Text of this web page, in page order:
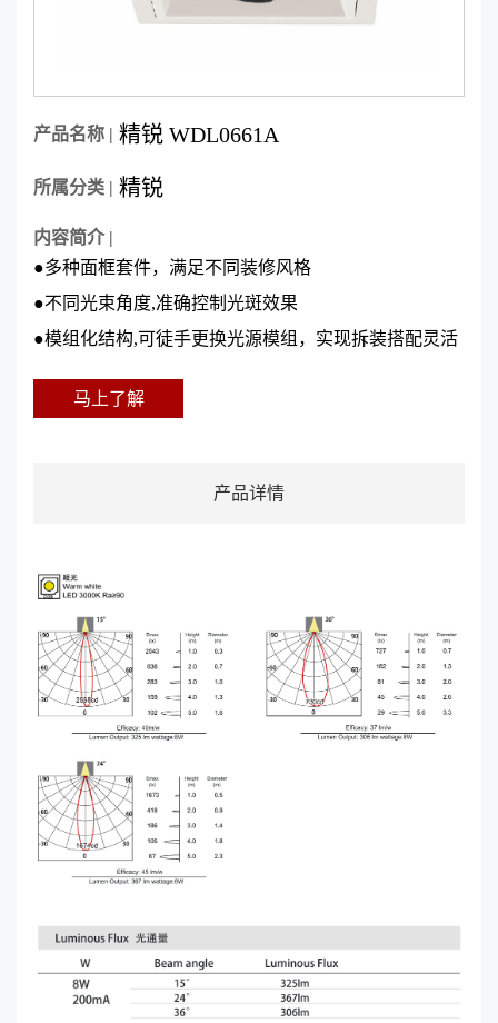
产品名称 | 精锐 WDL0661A
所属分类 | 精锐
内容简介 |
●多种面框套件，满足不同装修风格
●不同光束角度,准确控制光斑效果
●模组化结构,可徒手更换光源模组，实现拆装搭配灵活
马上了解
产品详情